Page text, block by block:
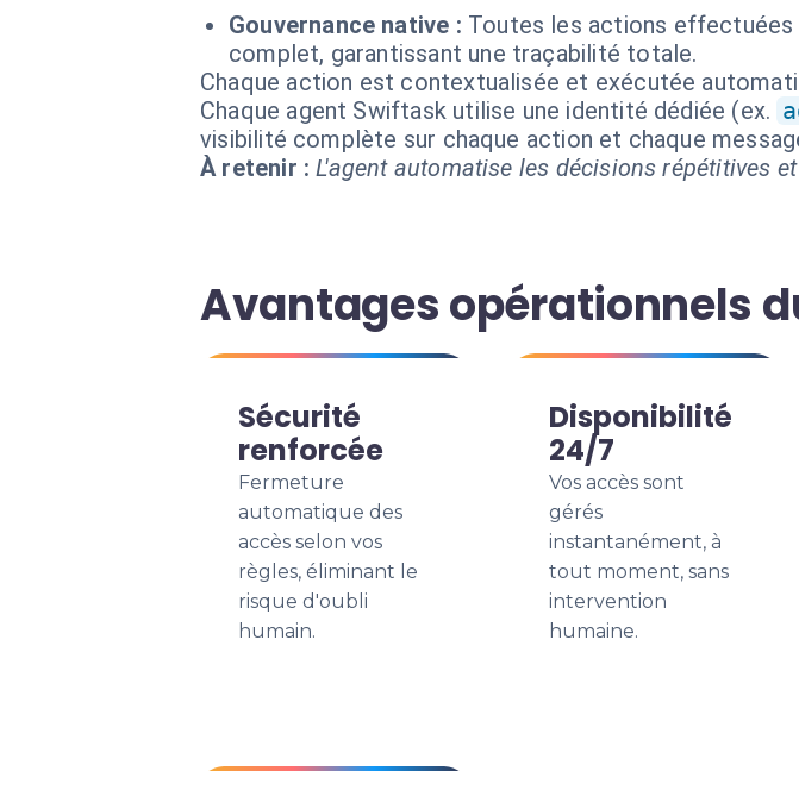
Gouvernance native : Toutes les actions effectuées
complet, garantissant une traçabilité totale.
Chaque action est contextualisée et exécutée
Chaque agent Swiftask utilise une identité dédiée (ex.
visibilité complète sur chaque action et chaque
À retenir : L'agent automatise les décisions répétitives
Avantages opérationnels
Sécurité
renforcée
Fermeture
automatique des
accès selon vos
règles, éliminant le
risque d'oubli
humain.
Disponibilité
24/7
Vos accès sont
gérés
instantanément, à
tout moment, sans
intervention
humaine.